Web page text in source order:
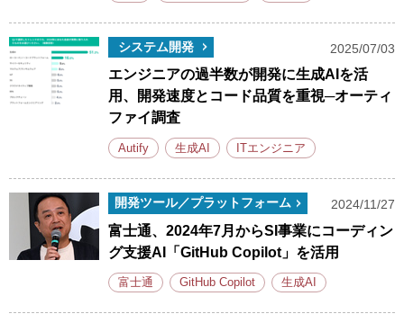
システム開発 2025/07/03
エンジニアの過半数が開発に生成AIを活
用、開発速度とコード品質を重視─オーティ
ファイ調査
Autify 生成AI ITエンジニア
開発ツール／プラットフォーム 2024/11/27
富士通、2024年7月からSI事業にコーディン
グ支援AI「GitHub Copilot」を活用
富士通 GitHub Copilot 生成AI